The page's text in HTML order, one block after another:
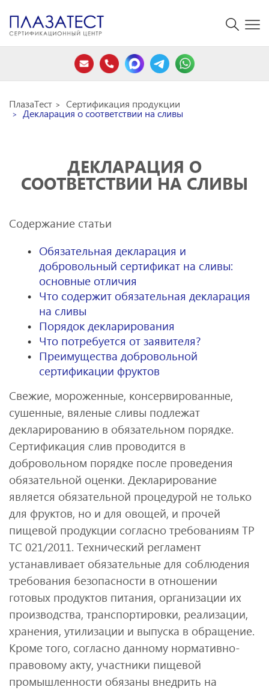
ПлазаТест Сертификация продукции
Декларация о соответствии на сливы
ДЕКЛАРАЦИЯ О
СООТВЕТСТВИИ НА СЛИВЫ
Содержание статьи
Обязательная декларация и
добровольный сертификат на сливы:
основные отличия
Что содержит обязательная декларация
на сливы
Порядок декларирования
Что потребуется от заявителя?
Преимущества добровольной
сертификации фруктов
Свежие, мороженные, консервированные,
сушенные, вяленые сливы подлежат
декларированию в обязательном порядке.
Сертификация слив проводится в
добровольном порядке после проведения
обязательной оценки. Декларирование
является обязательной процедурой не только
для фруктов, но и для овощей, и прочей
пищевой продукции согласно требованиям ТР
ТС 021/2011. Технический регламент
устанавливает обязательные для соблюдения
требования безопасности в отношении
готовых продуктов питания, организации их
производства, транспортировки, реализации,
хранения, утилизации и выпуска в обращение.
Кроме того, согласно данному нормативно-
правовому акту, участники пищевой
промышленности обязаны внедрить на